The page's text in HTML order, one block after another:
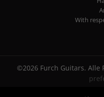
With
©2026 Furch Guitars. Alle